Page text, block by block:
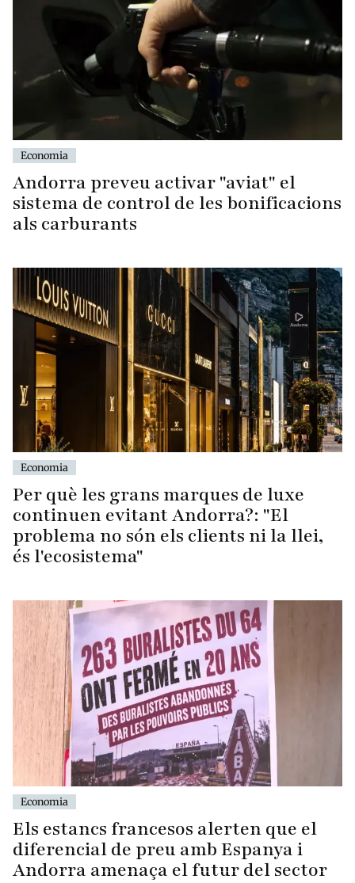
Economia
Andorra preveu activar "aviat" el
sistema de control de les bonificacions
als carburants
Economia
Per què les grans marques de luxe
continuen evitant Andorra?: "El
problema no són els clients ni la llei,
és l'ecosistema"
Economia
Els estancs francesos alerten que el
diferencial de preu amb Espanya i
Andorra amenaça el futur del sector